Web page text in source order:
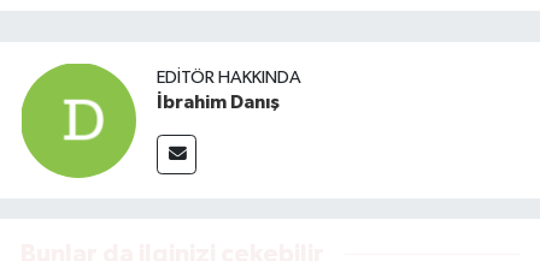
EDITÖR HAKKINDA
İbrahim Danış